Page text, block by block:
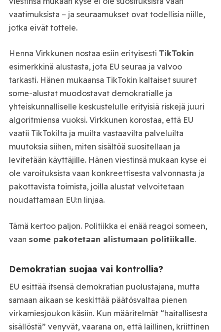
vaatimuksista – ja seuraamukset ovat todellisia niille,
jotka eivät tottele.
Henna Virkkunen nostaa esiin erityisesti TikTokin
esimerkkinä alustasta, jota EU seuraa ja valvoo
tarkasti. Hänen mukaansa TikTokin kaltaiset suuret
some-alustat muodostavat demokratialle ja
yhteiskunnalliselle keskustelulle erityisiä riskejä juuri
algoritmiensa vuoksi. Virkkunen korostaa, että EU
vaatii TikTokilta ja muilta vastaavilta palveluilta
muutoksia siihen, miten sisältöä suositellaan ja
levitetään käyttäjille. Hänen viestinsä mukaan kyse ei
ole varoituksista vaan konkreettisesta valvonnasta ja
pakottavista toimista, joilla alustat velvoitetaan
noudattamaan EU:n linjaa.
Tämä kertoo paljon. Politiikka ei enää reagoi someen,
vaan some pakotetaan alistumaan politiikalle.
Demokratian suojaa vai kontrollia?
EU esittää itsensä demokratian puolustajana, mutta
samaan aikaan se keskittää päätösvaltaa pienen
virkamiesjoukon käsiin. Kun määritelmät “haitallisesta
sisällöstä” venyvät, vaarana on, että laillinen, kriittinen